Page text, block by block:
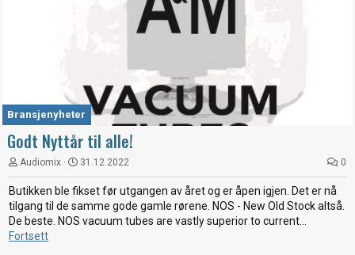
Bransjenyheter
Godt Nyttår til alle!
Audiomix 31.12.2022 0
Butikken ble fikset før utgangen av året og er åpen igjen. Det er nå
tilgang til de samme gode gamle rørene. NOS - New Old Stock altså.
De beste. NOS vacuum tubes are vastly superior to current...
Fortsett